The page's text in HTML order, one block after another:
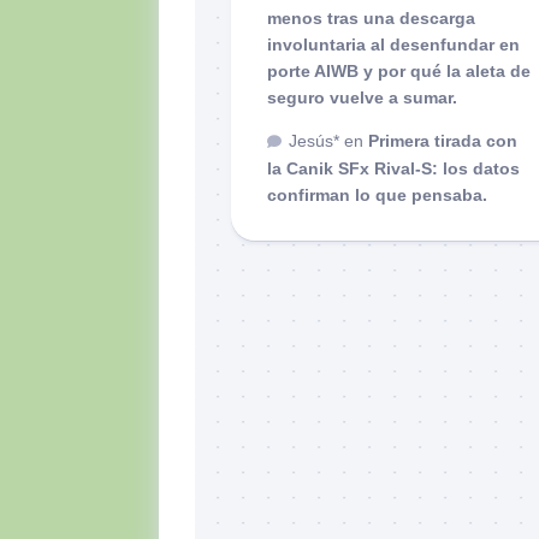
menos tras una descarga
involuntaria al desenfundar en
porte AIWB y por qué la aleta de
seguro vuelve a sumar.
Jesús* en Primera tirada con
la Canik SFx Rival-S: los datos
confirman lo que pensaba.